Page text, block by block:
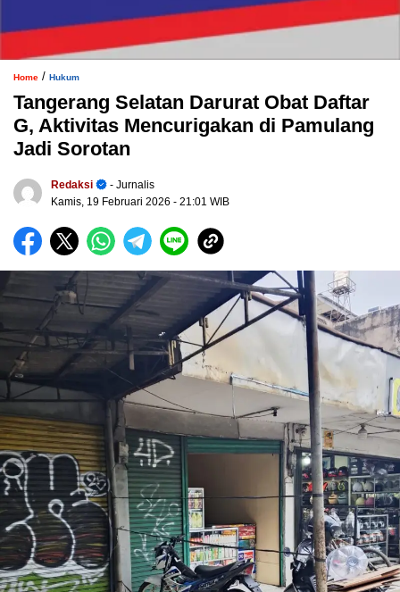
Home / Hukum
Tangerang Selatan Darurat Obat Daftar
G, Aktivitas Mencurigakan di Pamulang
Jadi Sorotan
Redaksi
- Jurnalis
Kamis, 19 Februari 2026 - 21:01 WIB